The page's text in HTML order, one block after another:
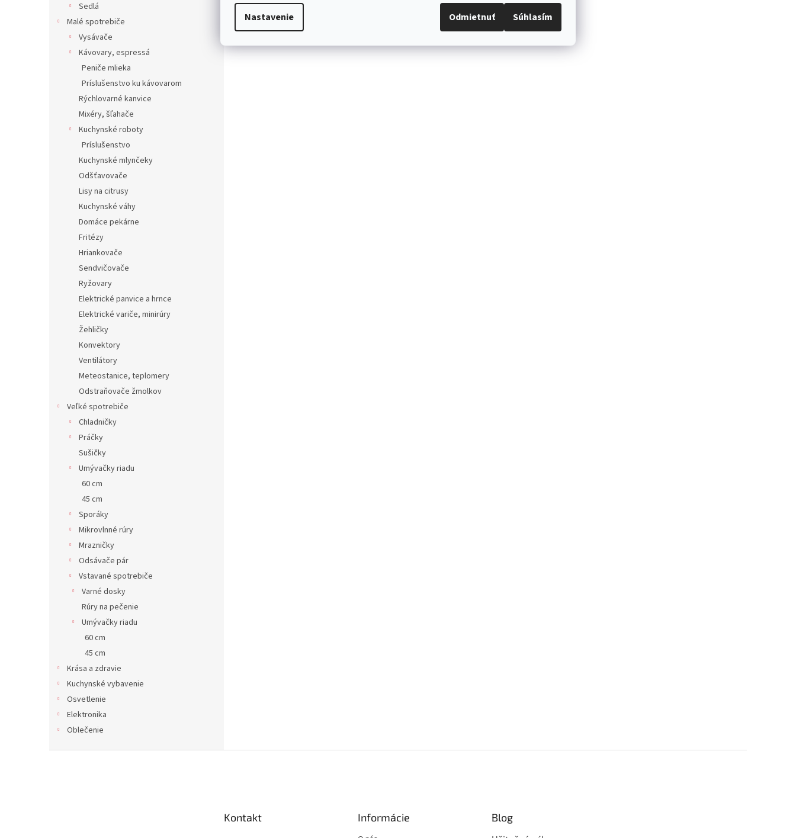
Nastavenie Odmietnuť Súhlasím
Sedlá
Malé spotrebiče
Vysávače
Kávovary, espressá
Peniče mlieka
Príslušenstvo ku kávovarom
Rýchlovarné kanvice
Mixéry, šľahače
Kuchynské roboty
Príslušenstvo
Kuchynské mlynčeky
Odšťavovače
Lisy na citrusy
Kuchynské váhy
Domáce pekárne
Fritézy
Hriankovače
Sendvičovače
Ryžovary
Elektrické panvice a hrnce
Elektrické variče, minirúry
Žehličky
Konvektory
Ventilátory
Meteostanice, teplomery
Odstraňovače žmolkov
Veľké spotrebiče
Chladničky
Práčky
Sušičky
Umývačky riadu
60 cm
45 cm
Sporáky
Mikrovlnné rúry
Mrazničky
Odsávače pár
Vstavané spotrebiče
Varné dosky
Rúry na pečenie
Umývačky riadu
60 cm
45 cm
Krása a zdravie
Kuchynské vybavenie
Osvetlenie
Elektronika
Oblečenie
Kontakt Informácie Blog